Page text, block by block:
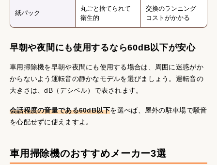
紙パック
丸ごと捨てられて
衛生的
交換のランニング
コストがかかる
早朝や夜間にも使用するなら60dB以下が安心
車用掃除機を早朝や夜間にも使用する場合は、周囲に迷惑がか
からないよう運転音の静かなモデルを選びましょう。運転音の
大きさは、dB（デシベル）で表されます。
会話程度の音量である60dB以下を選べば、屋外の駐車場で騒音
を心配せずに使えますよ。
車用掃除機のおすすめメーカー3選